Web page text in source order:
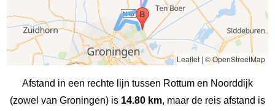
Leaflet| © OpenStreetMap
Afstand in een rechte lijn tussen Rottum en Noorddijk
(zowel van Groningen) is 14.80 km, maar de reis afstand is